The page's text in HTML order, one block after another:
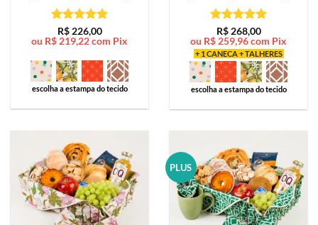
Avaliação5
de 5
R$226,00
ou R$219,22com Pix
escolha a estampa do tecido
Avaliação5
de 5
R$268,00
ou R$259,96com Pix
+ 1 CANECA + TALHERES
escolha a estampa do tecido
PLUS